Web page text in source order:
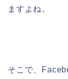
ますよね。
そこで、